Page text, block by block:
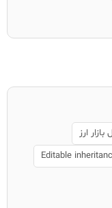
ارز
Editable